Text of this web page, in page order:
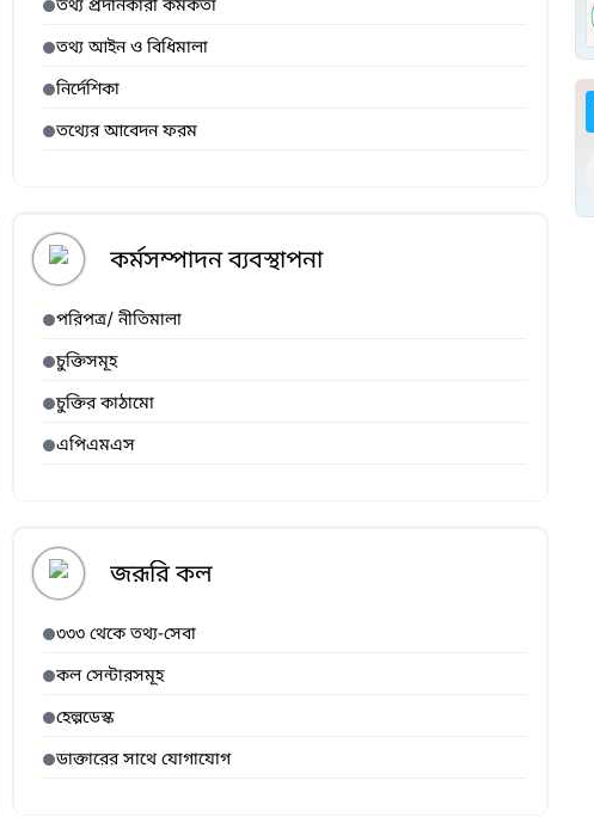
তথ্য প্রদানকারী কর্মকর্তা
তথ্য আইন ও বিধিমালা
নির্দেশিকা
তথ্যের আবেদন ফরম
কর্মসম্পাদন ব্যবস্থাপনা
পরিপত্র/ নীতিমালা
চুক্তিসমূহ
চুক্তির কাঠামো
এপিএমএস
জরূরি কল
৩৩৩ থেকে তথ্য-সেবা
কল সেন্টারসমূহ
হেল্পডেস্ক
ডাক্তারের সাথে যোগাযোগ